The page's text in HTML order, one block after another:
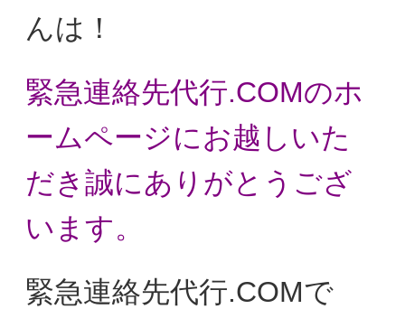
んは！
緊急連絡先代行.COMのホ
ームページにお越しいた
だき 誠にありがとうござ
います。
緊急連絡先代行.COMで